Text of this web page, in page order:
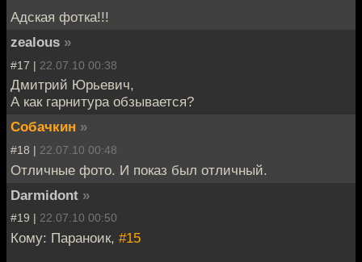
Адская фотка!!!
zealous »
#17 | 22.07.10 00:38
Дмитрий Юрьевич,
А как гарнитура обзывается?
Собачкин »
#18 | 22.07.10 00:48
Отличные фото. И показ был отличный.
Darmidont »
#19 | 22.07.10 00:50
Кому: Параноик, #15